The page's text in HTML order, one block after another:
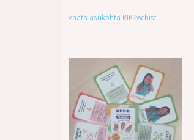
vaata asukohta RIKSwebist